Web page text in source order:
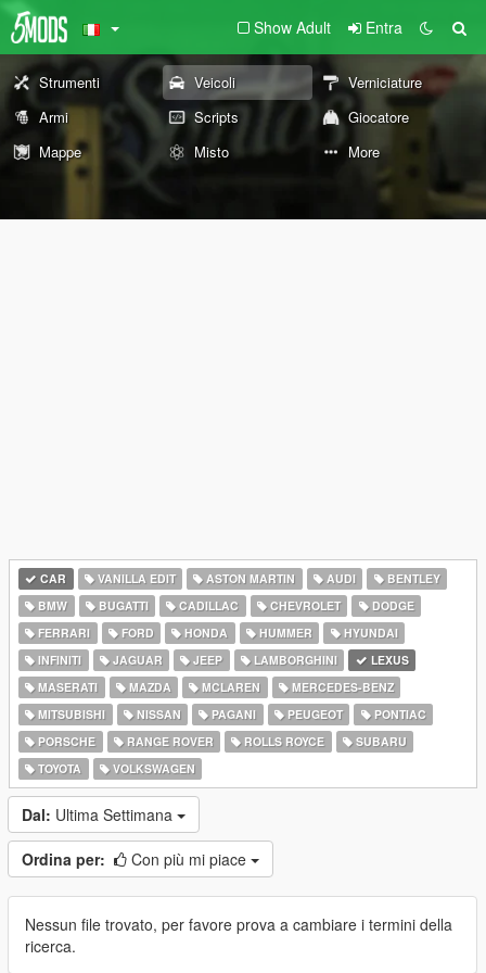
Show Adult Entra
Strumenti Veicoli
Verniciature
Armi
Scripts
Giocatore
Mappe
Misto More
CAR VANILLA EDIT ASTON MARTIN AUDI
BENTLEY
BMW
BUGATTI CADILLAC CHEVROLET
DODGE
FERRARI
FORD HONDA HUMMER
HYUNDAI
INFINITI
JAGUAR JEEP LAMBORGHINI
LEXUS
MASERATI
MAZDA MCLAREN
MERCEDES-BENZ
MITSUBISHI
NISSAN PAGANI PEUGEOT
PONTIAC
PORSCHE
RANGE ROVER ROLLS ROYCE
SUBARU
TOYOTA
VOLKSWAGEN
Dal: Ultima Settimana
Ordina per: Con più mi piace
Nessun file trovato, per favore prova a cambiare i termini della
ricerca.